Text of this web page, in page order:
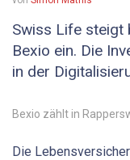
Swiss Life steigt
Bexio ein. Die
in der
Bexio zählt in
Die